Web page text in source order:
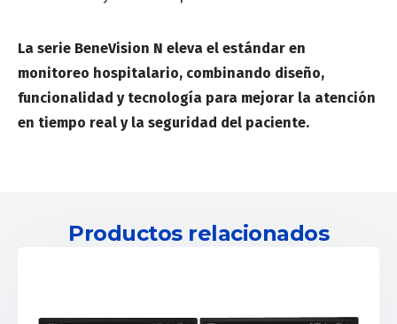
La serie BeneVision N eleva el estándar en
monitoreo hospitalario, combinando diseño,
funcionalidad y tecnología para mejorar la atención
en tiempo real y la seguridad del paciente.
Productos relacionados